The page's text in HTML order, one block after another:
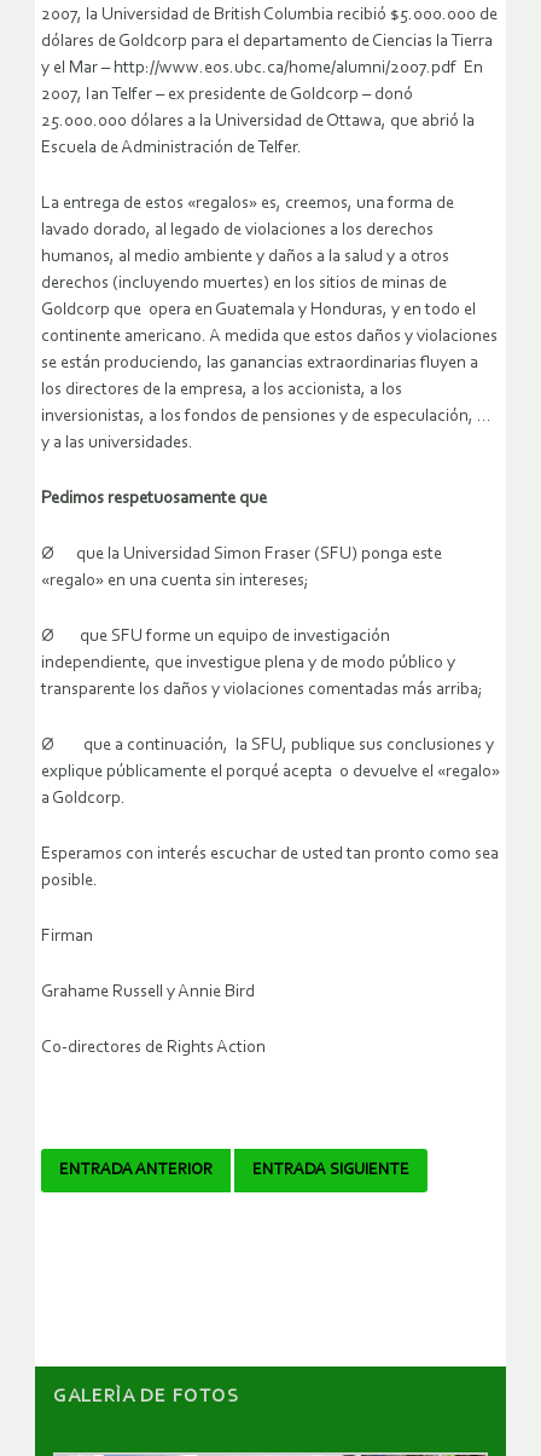
2007, la Universidad de British Columbia recibió $5.000.000 de
dólares de Goldcorp para el departamento de Ciencias la Tierra
y el Mar – http://www.eos.ubc.ca/home/alumni/2007.pdf En
2007, Ian Telfer – ex presidente de Goldcorp – donó
25.000.000 dólares a la Universidad de Ottawa, que abrió la
Escuela de Administración de Telfer.
La entrega de estos «regalos» es, creemos, una forma de
lavado dorado, al legado de violaciones a los derechos
humanos, al medio ambiente y daños a la salud y a otros
derechos (incluyendo muertes) en los sitios de minas de
Goldcorp que opera en Guatemala y Honduras, y en todo el
continente americano. A medida que estos daños y violaciones
se están produciendo, las ganancias extraordinarias fluyen a
los directores de la empresa, a los accionista, a los
inversionistas, a los fondos de pensiones y de especulación, …
y a las universidades.
Pedimos respetuosamente que
Ø que la Universidad Simon Fraser (SFU) ponga este
«regalo» en una cuenta sin intereses;
Ø que SFU forme un equipo de investigación
independiente, que investigue plena y de modo público y
transparente los daños y violaciones comentadas más arriba;
Ø que a continuación, la SFU, publique sus conclusiones y
explique públicamente el porqué acepta o devuelve el «regalo»
a Goldcorp.
Esperamos con interés escuchar de usted tan pronto como sea
posible.
Firman
Grahame Russell y Annie Bird
Co-directores de Rights Action
Navegador
ENTRADA ANTERIOR ENTRADA SIGUIENTE
GALERÌA DE FOTOS